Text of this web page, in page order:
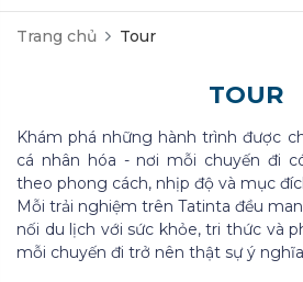
Trang chủ Tour
TOUR
Khám phá những hành trình được
cá nhân hóa - nơi mỗi chuyến đi
theo phong cách, nhịp độ và mục
Mỗi trải nghiệm trên Tatinta đều
nối du lịch với sức khỏe, tri thức và
mỗi chuyến đi trở nên thật sự ý